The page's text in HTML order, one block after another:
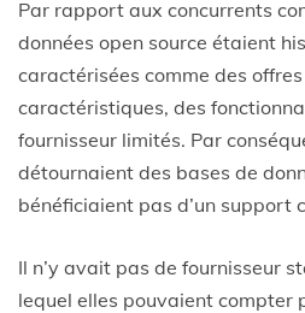
Par rapport aux concurrents
données open source étaient
caractérisées comme des
caractéristiques, des
fournisseur limités. Par
détournaient des bases de
bénéficiaient pas d’un support
Il n’y avait pas de fournisseur
lequel elles pouvaient compter